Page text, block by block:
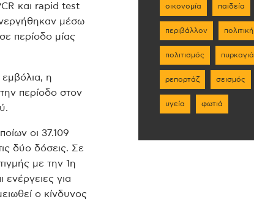
και rapid test
μέσω
περίοδο μίας
η
περίοδο στον
οι 37.109
δύο δόσεις. Σε
με την 1η
για
ο κίνδυνος
οικονομία παιδεία
περιβάλλον πολιτική
πολιτισμός πυρκαγιά
ρεπορτάζ σεισμός
υγεία φωτιά